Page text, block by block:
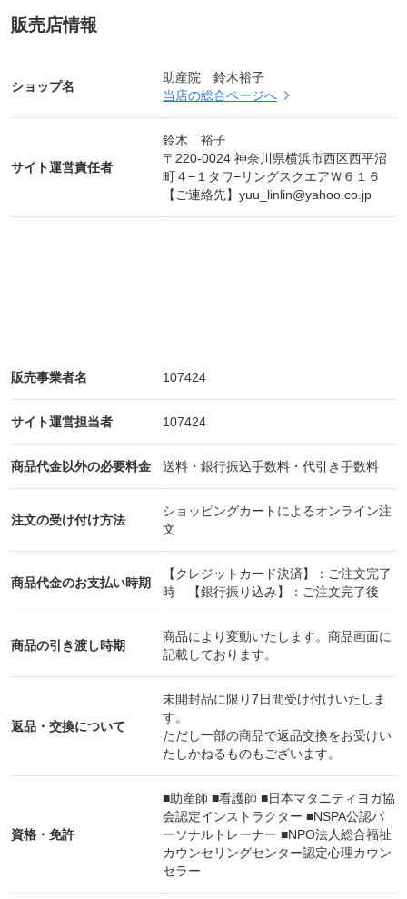
販売店情報
ショップ名
助産院 鈴木裕子
当店の総合ページへ
サイト運営責任者
鈴木 裕子
〒220-0024 神奈川県横浜市西区西平沼
町４−１タワ−リングスクエアＷ６１６
【ご連絡先】 yuu_linlin@yahoo.co.jp
販売事業者名 107424
サイト運営担当者 107424
商品代金以外の必要料金 送料・銀行振込手数料・代引き手数料
注文の受け付け方法
ショッピングカートによるオンライン注
文
商品代金のお支払い時期
【クレジットカード決済】：ご注文完了
時 【銀行振り込み】：ご注文完了後
商品の引き渡し時期
商品により変動いたします。商品画面に
記載しております。
返品・交換について
未開封品に限り7日間受け付けいたしま
す。
ただし一部の商品で返品交換をお受けい
たしかねるものもございます。
資格・免許
■助産師 ■看護師 ■日本マタニティヨガ協
会認定インストラクター ■NSPA公認パ
ーソナルトレーナー ■NPO法人総合福祉
カウンセリングセンター認定心理カウン
セラー